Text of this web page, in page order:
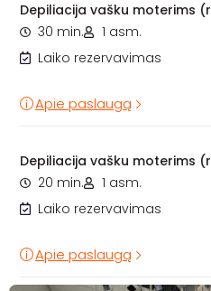
Depiliacija vašku moterims
30 min.
1 asm.
Laiko rezervavimas
Apie paslaugą
Depiliacija vašku moterims
20 min.
1 asm.
Laiko rezervavimas
Apie paslaugą